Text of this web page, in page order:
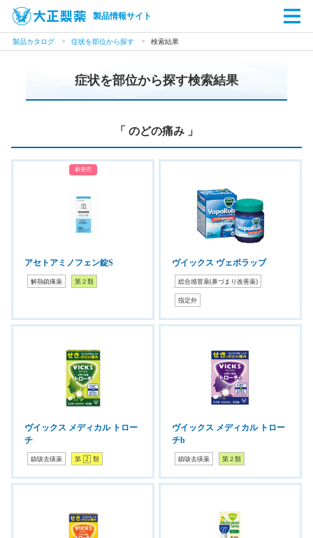
製品情報サイト
製品カタログ 症状を部位から探す 検索結果
症状を部位から探す検索結果
「 のどの痛み 」
新発売
アセトアミノフェン錠S
解熱鎮痛薬 第２類
ヴイックス ヴェポラッブ
総合感冒薬(鼻づまり改善薬)
指定外
ヴイックス メディカル トロー
チ
鎮咳去痰薬 第 2 類
ヴイックス メディカル トロー
チb
鎮咳去痰薬 第２類